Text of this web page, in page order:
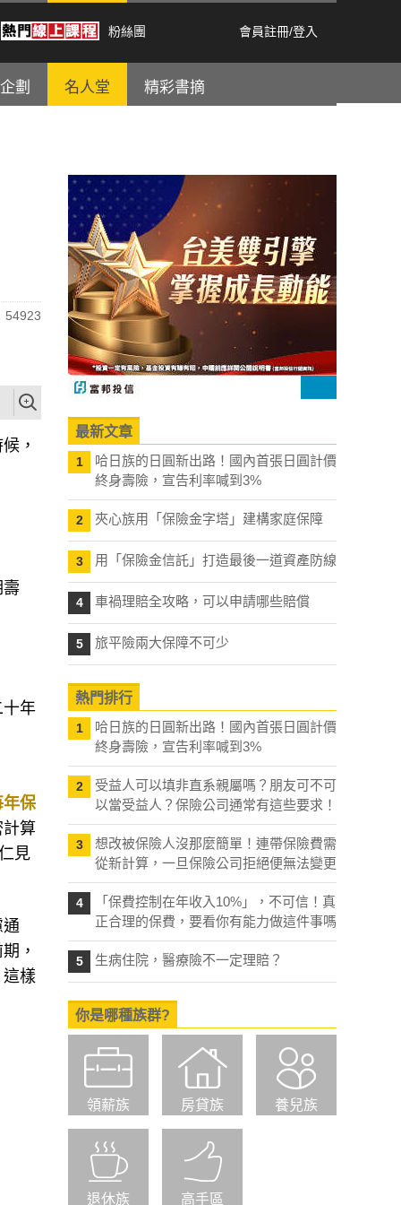
粉絲團 會員註冊/登入
劃 名人堂 精彩書摘
54923
，
壽
十年
年保
算
見
通
，
這樣
最新文章
1
哈日族的日圓新出路！國內首張日圓計價
終身壽險，宣告利率喊到3%
2 夾心族用「保險金字塔」建構家庭保障
3 用「保險金信託」打造最後一道資產防線
4 車禍理賠全攻略，可以申請哪些賠償
5 旅平險兩大保障不可少
熱門排行
1
哈日族的日圓新出路！國內首張日圓計價
終身壽險，宣告利率喊到3%
2
受益人可以填非直系親屬嗎？朋友可不可
以當受益人？保險公司通常有這些要求！
3
想改被保險人沒那麼簡單！連帶保險費需
從新計算，一旦保險公司拒絕便無法變更
4
「保費控制在年收入10%」，不可信！真
正合理的保費，要看你有能力做這件事嗎
5 生病住院，醫療險不一定理賠？
你是哪種族群?
領薪族 房貸族 養兒族
退休族 高手區